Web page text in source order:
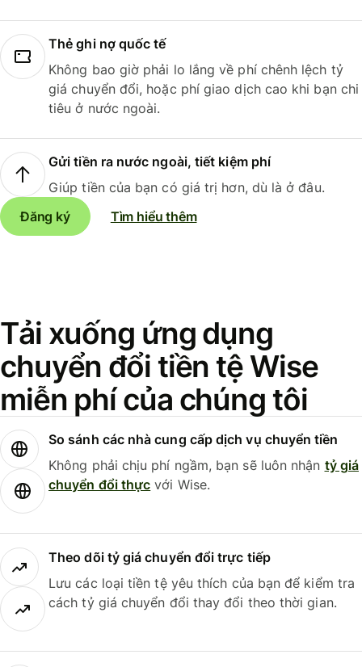
Thẻ ghi nợ quốc tế
Không bao giờ phải lo lắng về phí chênh lệch tỷ
giá chuyển đổi, hoặc phí giao dịch cao khi bạn chi
tiêu ở nước ngoài.
Gửi tiền ra nước ngoài, tiết kiệm phí
Giúp tiền của bạn có giá trị hơn, dù là ở đâu.
Đăng ký
Tìm hiểu thêm
Tải xuống ứng dụng
chuyển đổi tiền tệ Wise
miễn phí của chúng tôi
So sánh các nhà cung cấp dịch vụ chuyển tiền
Không phải chịu phí ngầm, bạn sẽ luôn nhận tỷ giá
chuyển đổi thực với Wise.
Theo dõi tỷ giá chuyển đổi trực tiếp
Lưu các loại tiền tệ yêu thích của bạn để kiểm tra
cách tỷ giá chuyển đổi thay đổi theo thời gian.